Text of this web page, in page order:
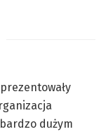
dużym